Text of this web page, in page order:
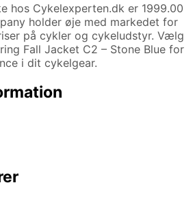
hos Cykelexperten.dk er 1999.00
holder øje med markedet for
på cykler og cykeludstyr. Vælg
Fall Jacket C2 – Stone Blue for
i dit cykelgear.